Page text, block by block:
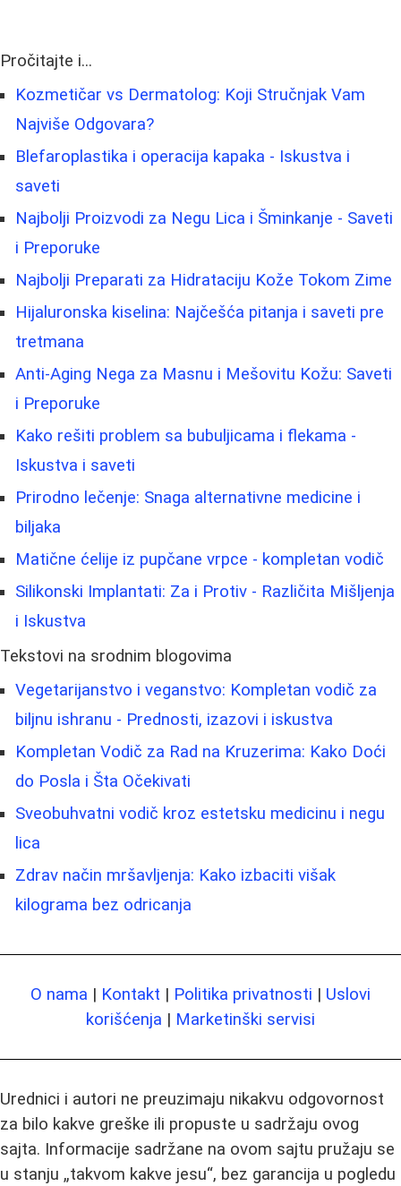
Pročitajte i...
Kozmetičar vs Dermatolog: Koji Stručnjak Vam
Najviše Odgovara?
Blefaroplastika i operacija kapaka - Iskustva i
saveti
Najbolji Proizvodi za Negu Lica i Šminkanje - Saveti
i Preporuke
Najbolji Preparati za Hidrataciju Kože Tokom Zime
Hijaluronska kiselina: Najčešća pitanja i saveti pre
tretmana
Anti-Aging Nega za Masnu i Mešovitu Kožu: Saveti
i Preporuke
Kako rešiti problem sa bubuljicama i flekama -
Iskustva i saveti
Prirodno lečenje: Snaga alternativne medicine i
biljaka
Matične ćelije iz pupčane vrpce - kompletan vodič
Silikonski Implantati: Za i Protiv - Različita Mišljenja
i Iskustva
Tekstovi na srodnim blogovima
Vegetarijanstvo i veganstvo: Kompletan vodič za
biljnu ishranu - Prednosti, izazovi i iskustva
Kompletan Vodič za Rad na Kruzerima: Kako Doći
do Posla i Šta Očekivati
Sveobuhvatni vodič kroz estetsku medicinu i negu
lica
Zdrav način mršavljenja: Kako izbaciti višak
kilograma bez odricanja
O nama | Kontakt | Politika privatnosti | Uslovi
korišćenja | Marketinški servisi
Urednici i autori ne preuzimaju nikakvu odgovornost
za bilo kakve greške ili propuste u sadržaju ovog
sajta. Informacije sadržane na ovom sajtu pružaju se
u stanju „takvom kakve jesu“, bez garancija u pogledu